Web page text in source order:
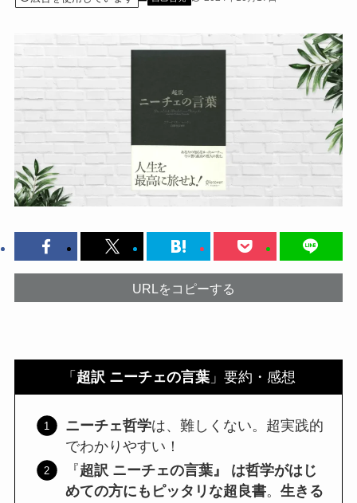
URLをコピーする
「 超訳 ニーチェの言葉」要約・感想
ニーチェ哲学は、難しくない。超実践的
でわかりやすい！
『超訳 ニーチェの言葉』 は哲学がはじ
めての方にもピッタリな超良書。 生きる